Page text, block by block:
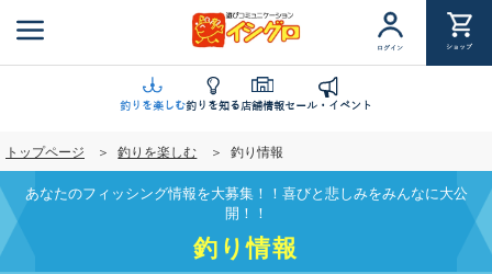
ン
に
移
動
ログイン ショップ
釣りを楽しむ釣りを知る店舗情報セール・イベント
トップページ 釣りを楽しむ 釣り情報
あなたのフィッシング情報を大募集！！喜びと悲しみをみんなに大公
開！！
釣り情報